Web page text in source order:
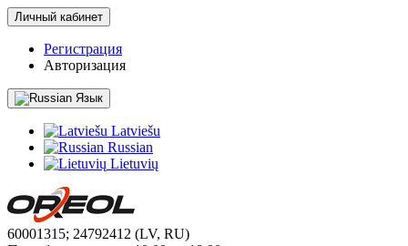
Личный кабинет
Регистрация
Авторизация
Язык
Latviešu
Russian
Lietuvių
60001315; 24792412 (LV, RU)